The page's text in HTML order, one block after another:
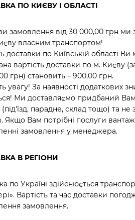
ПО КИЄВУ І ОБЛАСТІ
замовлення від 30 000,00 грн
власним транспортом!
доставки по Київській області
вартість доставки по м. Києву
грн) становить – 900,00 грн.
увагу! За наявності
Ми доставляємо придбаний
(під'їзд, парадне, склад тощо) та
Якщо Вам потрібні послуги
замовлення у менеджера.
В РЕГІОНИ
по Україні здійснюється
Вартість та час доставки
замовлення.